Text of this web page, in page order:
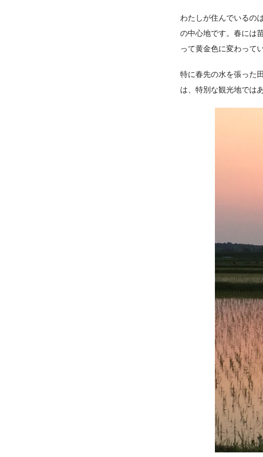
わたしが住んでいるの
の中心地です。春には
って黄金色に変わって
特に春先の水を張った
は、特別な観光地では